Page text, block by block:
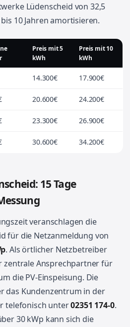
Lüdenscheid von 32,5
10 Jahren amortisieren.
Preis mit 5
kWh
Preis mit 10
kWh
14.300€ 17.900€
20.600€ 24.200€
23.300€ 26.900€
30.600€ 34.200€
15 Tage
veranschlagen die
für die Netzanmeldung von
. Als örtlicher Netzbetreiber
zentrale Ansprechpartner für
die PV-Einspeisung. Die
das Kundenzentrum in der
telefonisch unter02351 174-0.
30 kWp kann sich die